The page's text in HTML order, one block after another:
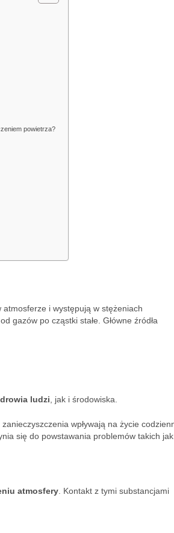
powietrza?
i występują w stężeniach
gazów po cząstki stałe. Główne źródła
ludzi , jak i środowiska.
wpływają na życie
się do powstawania problemów takich
atmosfery . Kontakt z tymi substancjami